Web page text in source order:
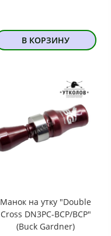
В КОРЗИНУ
Манок на утку "Double
Cross DN3PC-BCP/BCP"
(Buck Gardner)